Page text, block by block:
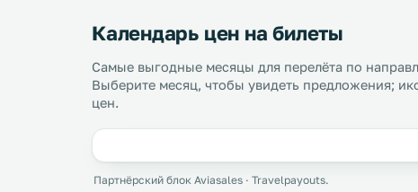
Календарь цен на билеты
Самые выгодные месяцы для перелёта по
Выберите месяц, чтобы увидеть предложения;
цен.
Партнёрский блок Aviasales · Travelpayouts.